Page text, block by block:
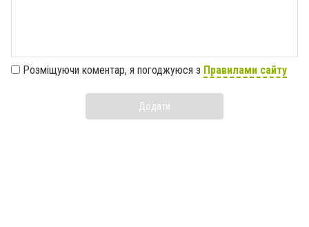
Розміщуючи коментар, я погоджуюся з Правилами сайту
Додати